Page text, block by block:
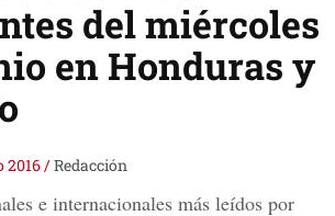
del miércoles
en Honduras y
2016/Redacción
e internacionales más leídos por